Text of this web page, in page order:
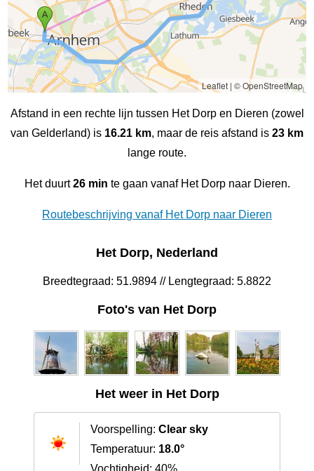
Leaflet| © OpenStreetMap
Afstand in een rechte lijn tussen Het Dorp en Dieren (zowel
van Gelderland) is 16.21 km, maar de reis afstand is 23 km
lange route.
Het duurt26 min te gaan vanaf Het Dorp naar Dieren.
Routebeschrijving vanaf Het Dorp naar Dieren
Het Dorp, Nederland
Breedtegraad: 51.9894 // Lengtegraad: 5.8822
Foto's van Het Dorp
Het weer in Het Dorp
Voorspelling: Clear sky
Temperatuur: 18.0°